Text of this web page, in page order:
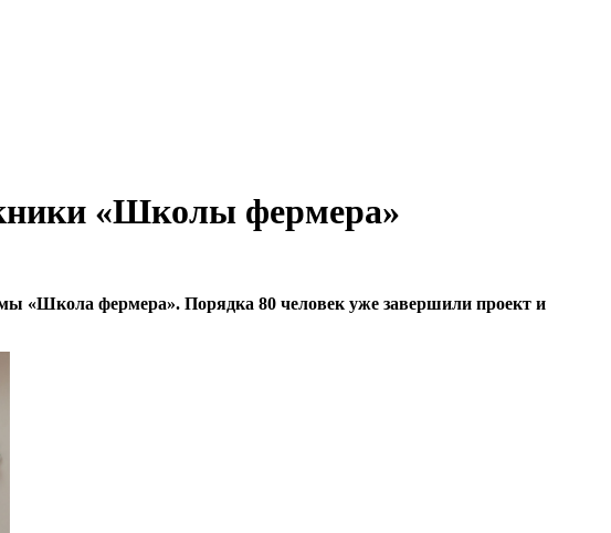
«Школы фермера»
«Школа фермера». Порядка 80 человек уже завершили проект и